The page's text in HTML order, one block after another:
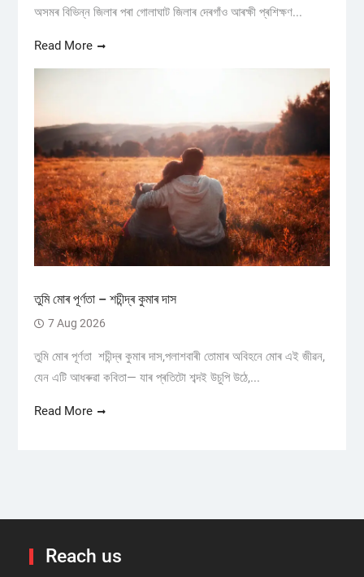
অসমৰ বিভিন্ন জিলাৰ পৰা গোলাঘাট জিলাৰ দেৰগাঁও আৰক্ষী প্ৰশিক্ষণ...
Read More
তুমি মোৰ পূৰ্ণতা – শচীন্দ্ৰ কুমাৰ দাস
7 Aug 2026
তুমি মোৰ পূৰ্ণতা শচীন্দ্ৰ কুমাৰ দাস,পলাশবাৰী তোমাৰ অবিহনে মোৰ এই জীৱন,
যেন এটি আধৰুৱা কবিতা— যাৰ প্ৰতিটো শব্দই উচুপি উঠে,...
Read More
Reach us